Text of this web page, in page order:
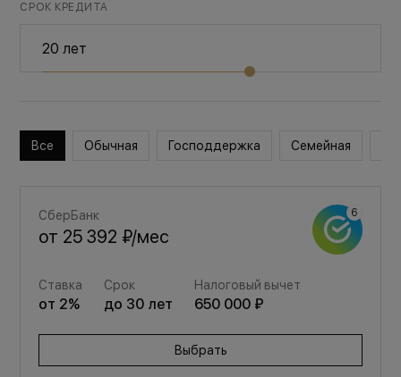
СРОК КРЕДИТА
Все Обычная Господдержка Семейная
СберБанк
от 25 392 ₽/мес
Ставка
от 2%
Срок
до 30 лет
Налоговый вычет
650 000 ₽
Выбрать